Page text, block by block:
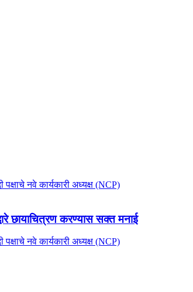
छायाचित्रण करण्यास सक्त मनाई